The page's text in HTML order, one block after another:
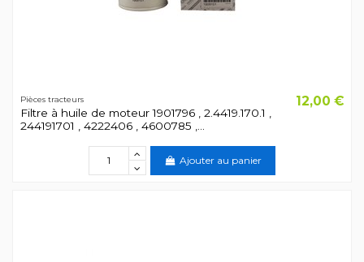
Pièces tracteurs
Filtre à huile de moteur 1901796 , 2.4419.170.1 ,
244191701 , 4222406 , 4600785 ,...
12,00 €
Ajouter au panier